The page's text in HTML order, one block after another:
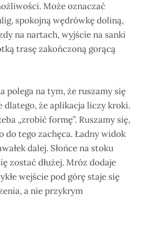
Może oznaczać
spokojną wędrówkę doliną,
na nartach, wyjście na sanki
trasę zakończoną gorącą
polega na tym, że ruszamy się
dlatego, że aplikacja liczy kroki.
„zrobić formę”. Ruszamy się,
do tego zachęca. Ładny widok
dalej. Słońce na stoku
zostać dłużej. Mróz dodaje
wejście pod górę staje się
a nie przykrym